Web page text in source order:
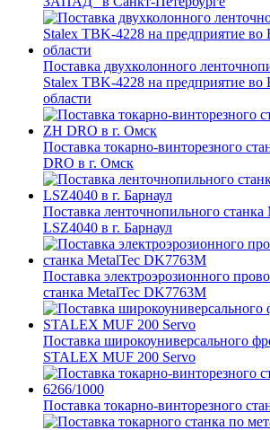
Поставка двухколонного
Stalex TBK-4228 на предприятие во
области
Поставка токарно-винторезного
DRO в г. Омск
Поставка ленточнопильного станка
LSZ4040 в г. Барнаул
Поставка электроэрозионного
станка MetalTec DK7763M
Поставка широкоуниверсального
STALEX MUF 200 Servo
Поставка токарно-винторезного